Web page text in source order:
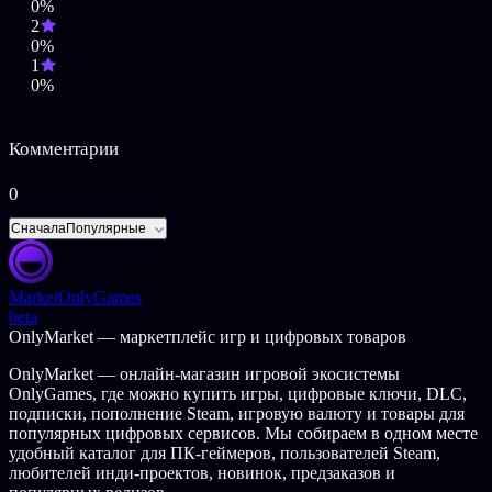
общаться с членами семьи, посылать их на задания и
наблюдать, как со временем растет влияние вашего
клана.
Встречайтесь с другими значимыми семьями Венеции,
руководящими марионеточным правительством, и сами
флотилии.
локальной сети или интернету.
0%
2
0%
1
0%
Комментарии
0
СначалаПопулярные
MarketOnlyGames
beta
OnlyMarket — маркетплейс игр и цифровых товаров
OnlyMarket — онлайн-магазин игровой экосистемы
OnlyGames, где можно купить игры, цифровые ключи, DLC,
подписки, пополнение Steam, игровую валюту и товары для
популярных цифровых сервисов. Мы собираем в одном месте
удобный каталог для ПК-геймеров, пользователей Steam,
любителей инди-проектов, новинок, предзаказов и